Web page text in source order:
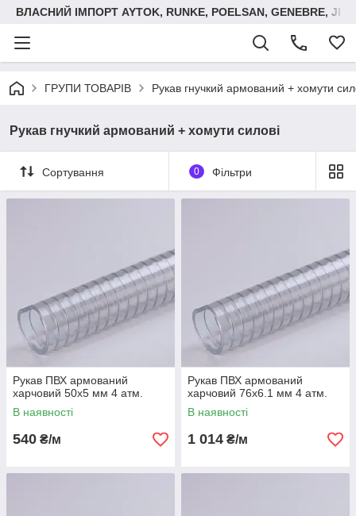
ВЛАСНИЙ ІМПОРТ AYTOK, RUNKE, POELSAN, GENEBRE,
ГРУПИ ТОВАРІВ Рукав гнучкий армований + хомути
Рукав гнучкий армований + хомути силові
Сортування 0 Фільтри
Рукав ПВХ армований
харчовий 50х5 мм 4 атм.
В наявності
540 ₴/м
Рукав ПВХ армований
харчовий 76х6.1 мм 4 атм.
В наявності
1 014 ₴/м